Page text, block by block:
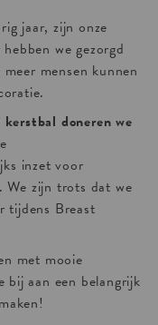
jaar, zijn onze
we gezorgd
mensen kunnen
doneren we
inzet voor
We zijn trots dat we
tijdens Breast
met mooie
bij aan een belangrijk